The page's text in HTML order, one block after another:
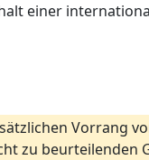
einer
Vorrang
zu beurteilenden